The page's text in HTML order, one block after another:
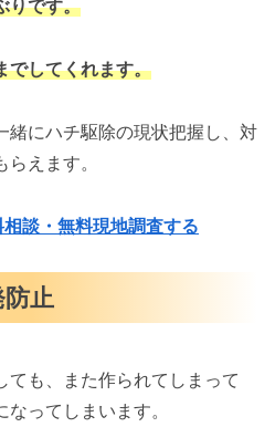
りです。
でしてくれます。
緒にハチ駆除の現状把握し、対
えます。
談・無料現地調査する
止
ても、また作られてしまって
ってしまいます。